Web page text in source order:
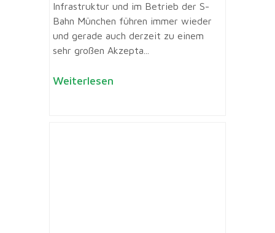
Infrastruktur und im Betrieb der S-
Bahn München führen immer wieder
und gerade auch derzeit zu einem
sehr großen Akzepta...
Weiterlesen